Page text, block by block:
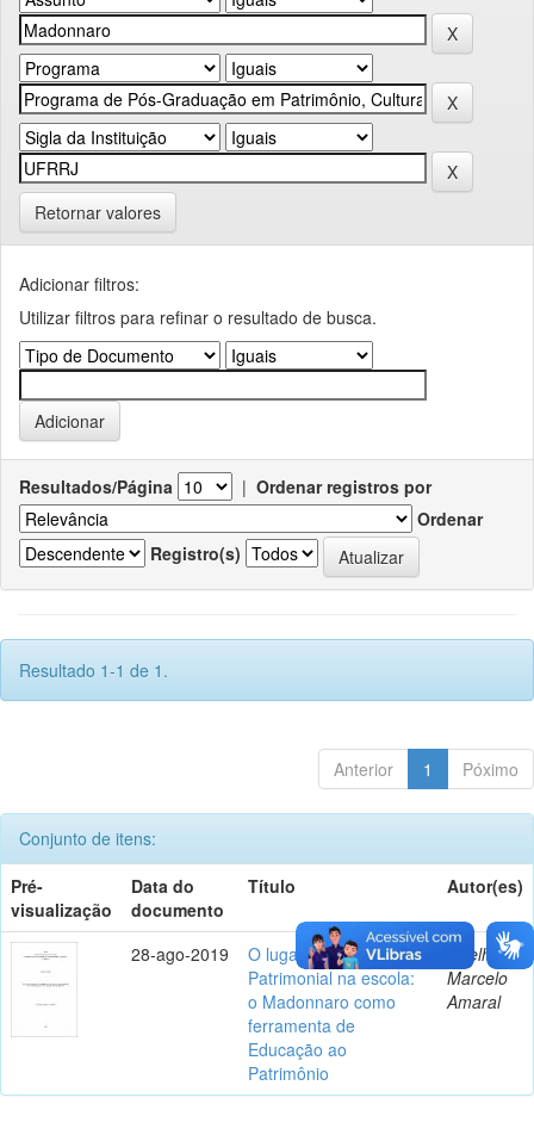
Retornar valores
Adicionar filtros:
Utilizar filtros para refinar o resultado de busca.
Resultados/Página | Ordenar registros por
Ordenar
Registro(s)
Resultado 1-1 de 1.
Anterior 1 Póximo
Conjunto de itens:
Pré-
visualização
Data do
documento
Título Autor(es)
28-ago-2019
O lugar da Educação
Patrimonial na escola:
o Madonnaro como
ferramenta de
Educação ao
Patrimônio
Coelho,
Marcelo
Amaral